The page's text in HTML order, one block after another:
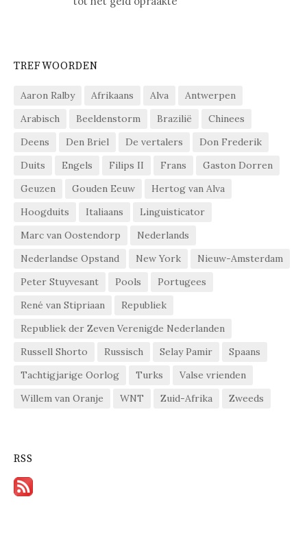
TREFWOORDEN
Aaron Ralby Afrikaans Alva
Antwerpen
Arabisch
Beeldenstorm Brazilië
Chinees
Deens
Den Briel De vertalers
Don Frederik
Duits
Engels Filips II Frans
Gaston Dorren
Geuzen
Gouden Eeuw
Hertog van Alva
Hoogduits
Italiaans
Linguisticator
Marc van Oostendorp
Nederlands
Nederlandse Opstand
New York
Nieuw-Amsterdam
Peter Stuyvesant
Pools
Portugees
René van Stipriaan
Republiek
Republiek der Zeven Verenigde Nederlanden
Russell Shorto
Russisch Selay Pamir
Spaans
Tachtigjarige Oorlog
Turks
Valse vrienden
Willem van Oranje
WNT Zuid-Afrika Zweeds
RSS